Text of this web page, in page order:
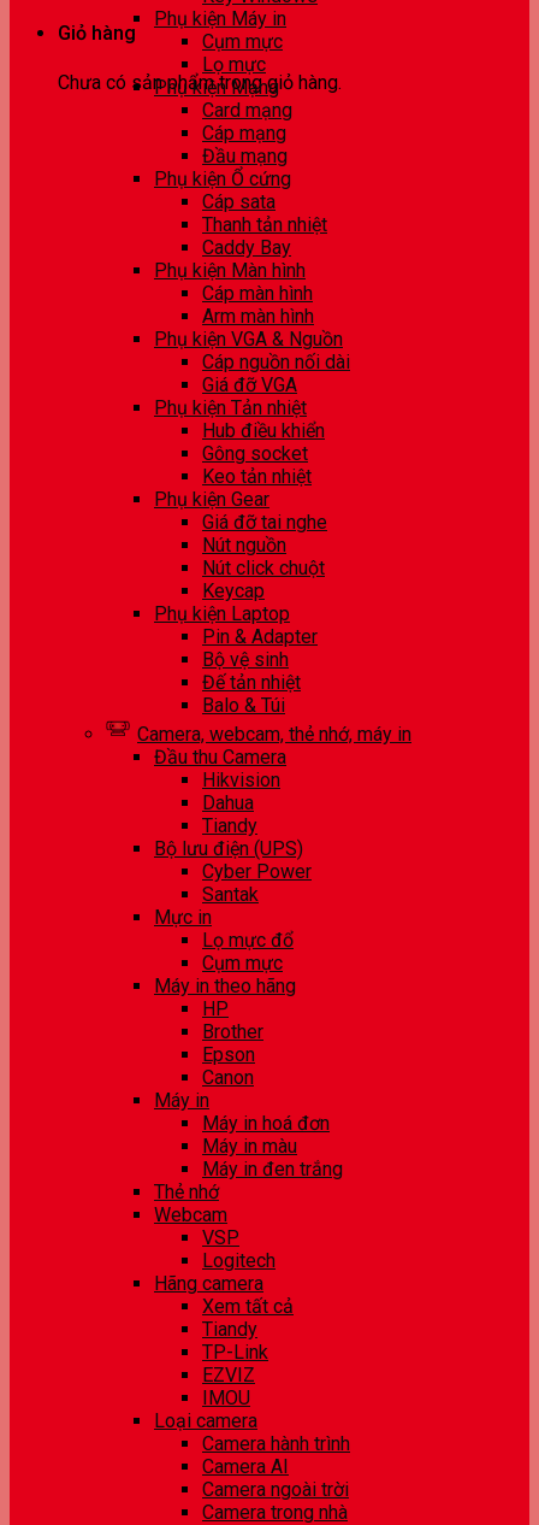
Giỏ hàng
Chưa có sản phẩm trong giỏ hàng.
Phụ kiện Máy in
Cụm mực
Lọ mực
Phụ kiện Mạng
Card mạng
Cáp mạng
Đầu mạng
Phụ kiện Ổ cứng
Cáp sata
Thanh tản nhiệt
Caddy Bay
Phụ kiện Màn hình
Cáp màn hình
Arm màn hình
Phụ kiện VGA & Nguồn
Cáp nguồn nối dài
Giá đỡ VGA
Phụ kiện Tản nhiệt
Hub điều khiển
Gông socket
Keo tản nhiệt
Phụ kiện Gear
Giá đỡ tai nghe
Nút nguồn
Nút click chuột
Keycap
Phụ kiện Laptop
Pin & Adapter
Bộ vệ sinh
Đế tản nhiệt
Balo & Túi
Camera, webcam, thẻ nhớ, máy in
Đầu thu Camera
Hikvision
Dahua
Tiandy
Bộ lưu điện (UPS)
Cyber Power
Santak
Mực in
Lọ mực đổ
Cụm mực
Máy in theo hãng
HP
Brother
Epson
Canon
Máy in
Máy in hoá đơn
Máy in màu
Máy in đen trắng
Thẻ nhớ
Webcam
VSP
Logitech
Hãng camera
Xem tất cả
Tiandy
TP-Link
EZVIZ
IMOU
Loại camera
Camera hành trình
Camera AI
Camera ngoài trời
Camera trong nhà